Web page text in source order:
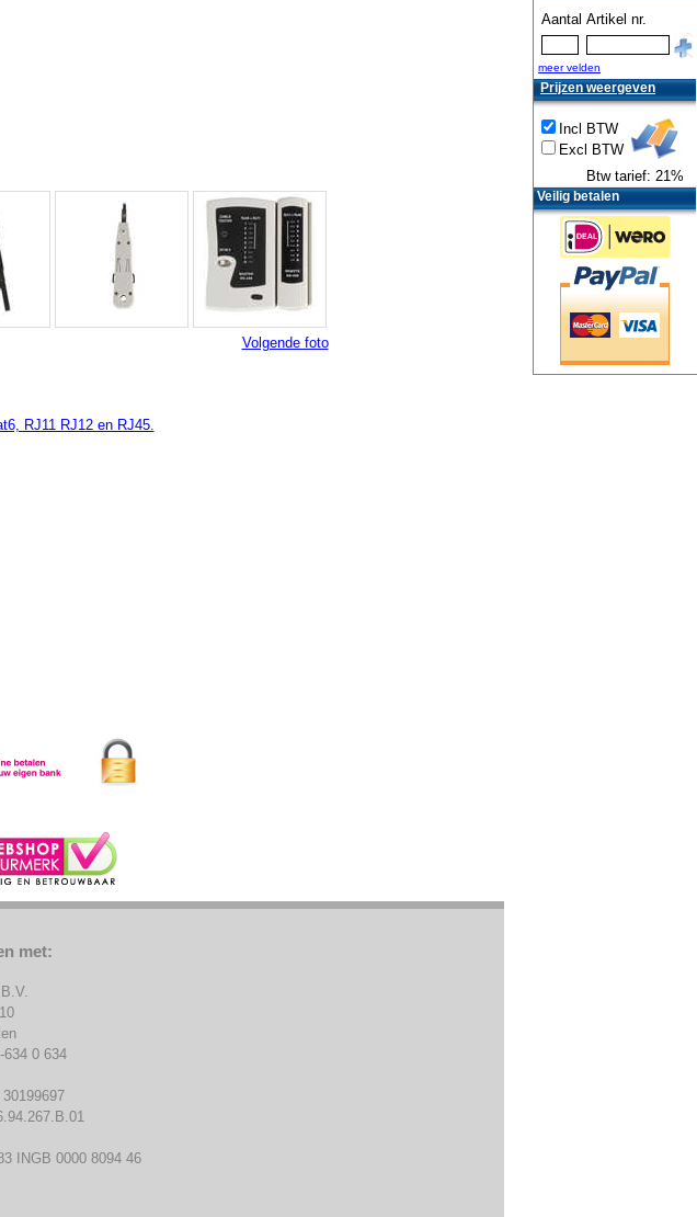
Volgende foto
RJ11 RJ12 en RJ45.
Aantal Artikel nr.
meer velden
Prijzen weergeven
Incl BTW
Excl BTW
Btw tarief: 21%
Veilig betalen
met:
634 0 634
INGB 0000 8094 46